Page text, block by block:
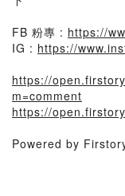
FB 粉專 : https://
IG : https://
https://
m=comment
https://
Powered by